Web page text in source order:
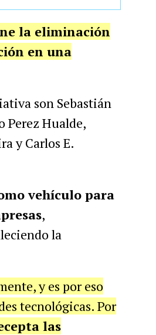
la eliminación
en una
son Sebastián
Perez Hualde,
y Carlos E.
vehículo para
,
la
y es por eso
tecnológicas. Por
las